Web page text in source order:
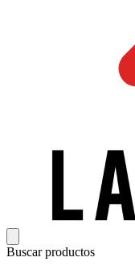
Buscar productos